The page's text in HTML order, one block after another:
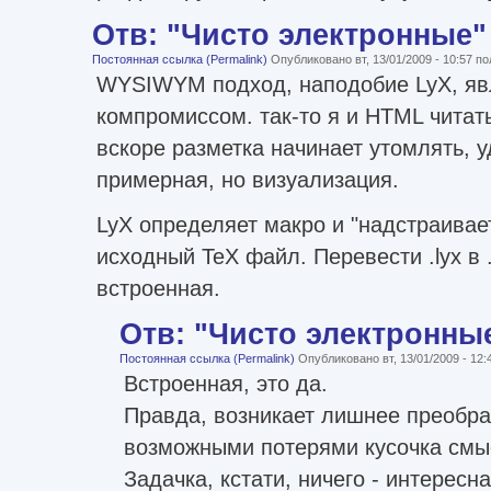
Отв: "Чисто электронные"
Постоянная ссылка (Permalink) Опубликовано вт, 13/01/2009 - 10:57
WYSIWYM подход, наподобие LyX,
компромиссом. так-то я и HTML
вскоре разметка начинает утомлять,
примерная, но визуализация.
LyX определяет макро и
исходный TeX файл. Перевести .lyx в
встроенная.
Отв: "Чисто
Постоянная ссылка (Permalink) Опубликовано вт, 13/01/2009 -
Встроенная, это да.
Правда, возникает лишнее
возможными потерями кусочка
Задачка, кстати, ничего -